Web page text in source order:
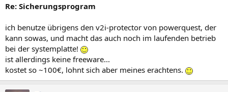
Re: Sicherungsprogram
ich benutze übrigens den v2i-protector von powerquest, der
kann sowas, und macht das auch noch im laufenden betrieb
bei der systemplatte!
ist allerdings keine freeware...
kostet so ~100€, lohnt sich aber meines erachtens.